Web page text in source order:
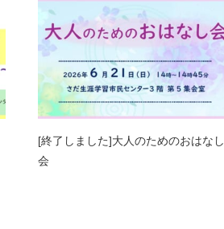
[終了しました]大人のためのおはなし
会